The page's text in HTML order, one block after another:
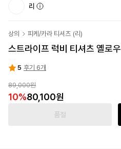
리
상의 피케/카라 티셔츠 (리)
스트라이프 럭비 티셔츠 옐로우
5 후기 6개
89,000원
10%80,100원
품절